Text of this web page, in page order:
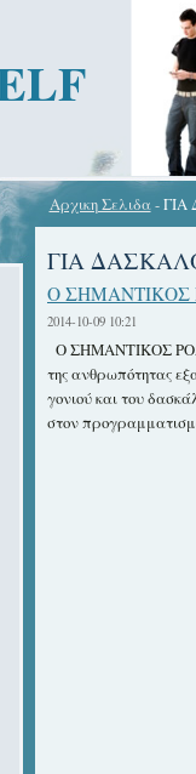
Αρχικη Σελιδα-
ΓΙΑ
Ο
2014-10-09 10:21
Ο ΣΗΜΑΝΤΙΚΟΣ
της ανθρωπότητας
γονιού και του
στον